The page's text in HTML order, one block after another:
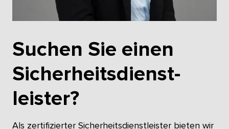
Suchen Sie einen
Sicherheits­dienst­
leister?
Als zertifizierter Sicherheitsdienstleister bieten wir